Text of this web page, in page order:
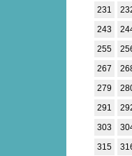
231
243
255
267
279
291
303
315